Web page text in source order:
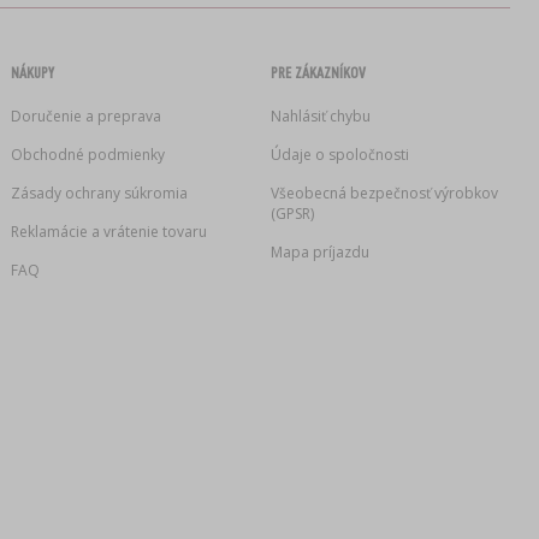
NÁKUPY
Doručenie a preprava
Obchodné podmienky
Zásady ochrany súkromia
Reklamácie a vrátenie tovaru
FAQ
PRE ZÁKAZNÍKOV
Nahlásiť chybu
Údaje o spoločnosti
Všeobecná bezpečnosť výrobkov
(GPSR)
Mapa príjazdu